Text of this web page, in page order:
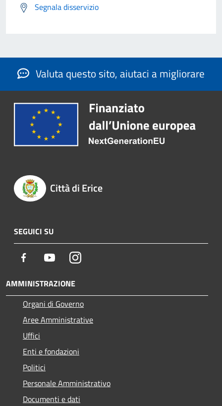
Segnala disservizio
Valuta questo sito, aiutaci a migliorare
Città di Erice
SEGUICI SU
Facebook YoutubeInstagram
AMMINISTRAZIONE
Organi di Governo
Aree Amministrative
Uffici
Enti e fondazioni
Politici
Personale Amministrativo
Documenti e dati